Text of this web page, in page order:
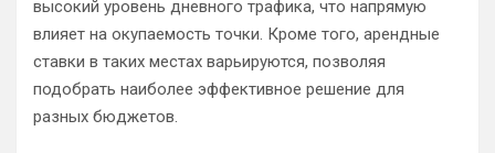
высокий уровень дневного трафика, что напрямую
влияет на окупаемость точки. Кроме того, арендные
ставки в таких местах варьируются, позволяя
подобрать наиболее эффективное решение для
разных бюджетов.